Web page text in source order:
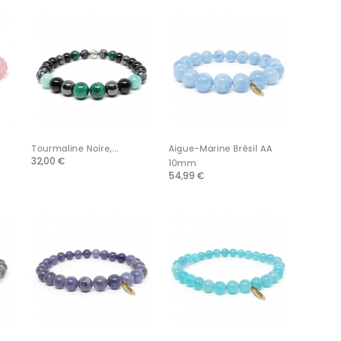
Tourmaline Noire,...
32,00 €
Aigue-Marine Brésil AA
10mm
54,99 €